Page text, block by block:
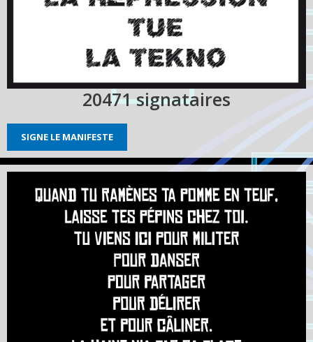
20471signataires
SIGNE LE MANIFESTE